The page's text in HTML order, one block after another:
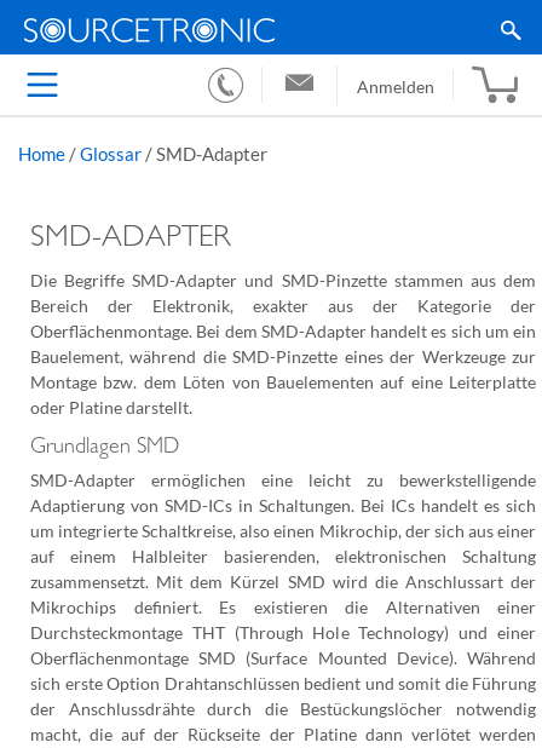
Anmelden
Home /Glossar / SMD-Adapter
SMD-ADAPTER
Die Begriffe SMD-Adapter und SMD-Pinzette stammen aus dem
Bereich der Elektronik, exakter aus der Kategorie der
Oberflächenmontage. Bei dem SMD-Adapter handelt es sich um ein
Bauelement, während die SMD-Pinzette eines der Werkzeuge zur
Montage bzw. dem Löten von Bauelementen auf eine Leiterplatte
oder Platine darstellt.
Grundlagen SMD
SMD-Adapter ermöglichen eine leicht zu bewerkstelligende
Adaptierung von SMD-ICs in Schaltungen. Bei ICs handelt es sich
um integrierte Schaltkreise, also einen Mikrochip, der sich aus einer
auf einem Halbleiter basierenden, elektronischen Schaltung
zusammensetzt. Mit dem Kürzel SMD wird die Anschlussart der
Mikrochips definiert. Es existieren die Alternativen einer
Durchsteckmontage THT (Through Hole Technology) und einer
Oberflächenmontage SMD (Surface Mounted Device). Während
sich erste Option Drahtanschlüssen bedient und somit die Führung
der Anschlussdrähte durch die Bestückungslöcher notwendig
macht, die auf der Rückseite der Platine dann verlötet werden